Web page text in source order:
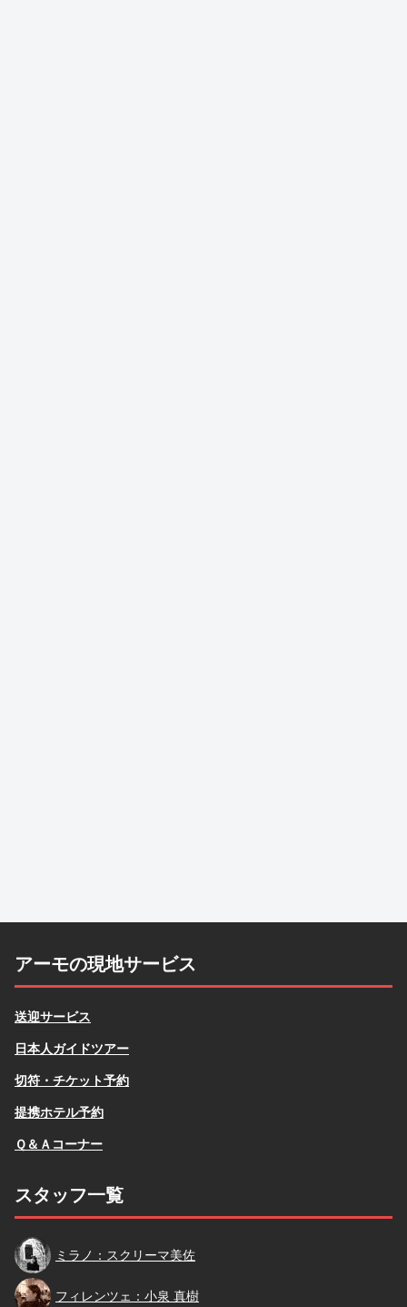
アーモの現地サービス
送迎サービス
日本人ガイドツアー
切符・チケット予約
提携ホテル予約
Ｑ＆Ａコーナー
スタッフ一覧
スクリーマ
ミラノ：スクリーマ美佐
小泉
フィレンツェ：小泉 真樹